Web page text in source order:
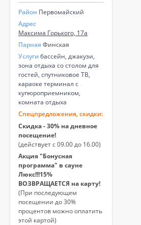
Район Первомайский
Адрес
Максима Горького, 17а
Парная Финская
Услуги бассейн, джакузи,
зона отдыха со столом для
гостей, спутниковое ТВ,
караоке терминал с
купюроприемником,
комната отдыха
Спецпредложения, скидки:
Скидка - 30% на дневное
посещение!
(действует с 09.00 до 16.00)
Акция "Бонусная
программа" в сауне
Люкс!!!15%
ВОЗВРАЩАЕТСЯ на карту!
(При последующем
посещении до 30%
процентов можно оплатить
этой картой)